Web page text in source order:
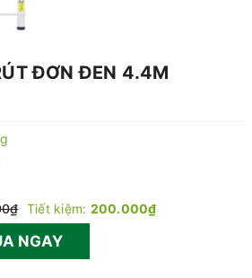
ĐƠN ĐEN 4.4M
Tiết kiệm: 200.000₫
NGAY